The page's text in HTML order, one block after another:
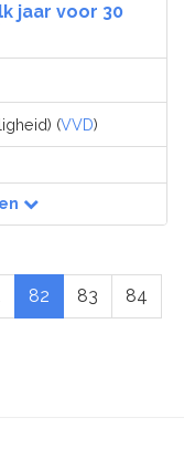
jaar voor 30
(VVD)
82 83 84